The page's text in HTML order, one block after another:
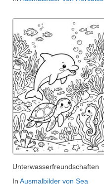
Unterwasserfreundschaften
In Ausmalbilder von Sea